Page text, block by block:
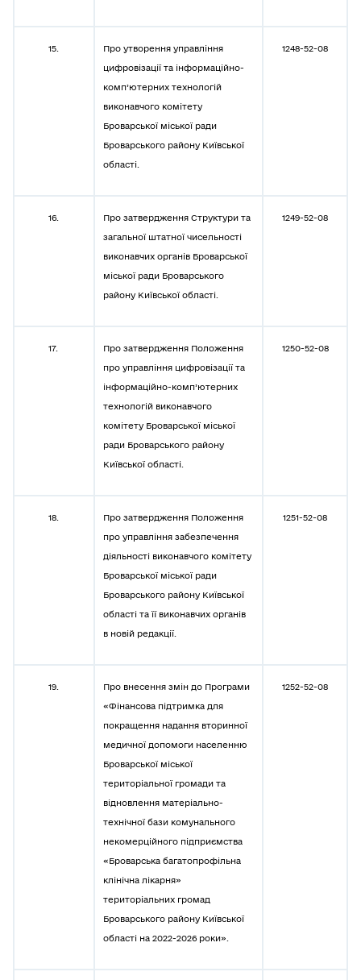
15.
Про утворення управління
цифровізації та інформаційно-
комп’ютерних технологій
виконавчого комітету
Броварської міської ради
Броварського району Київської
області.
1248-52-08
16.
Про затвердження Структури та
загальної штатної чисельності
виконавчих органів Броварської
міської ради Броварського
району Київської області.
1249-52-08
17.
Про затвердження Положення
про управління цифровізації та
інформаційно-комп’ютерних
технологій виконавчого
комітету Броварської міської
ради Броварського району
Київської області.
1250-52-08
18.
Про затвердження Положення
про управління забезпечення
діяльності виконавчого комітету
Броварської міської ради
Броварського району Київської
області та її виконавчих органів
в новій редакції.
1251-52-08
19.
Про внесення змін до Програми
«Фінансова підтримка для
покращення надання вторинної
медичної допомоги населенню
Броварської міської
територіальної громади та
відновлення матеріально-
технічної бази комунального
некомерційного підприємства
«Броварська багатопрофільна
клінічна лікарня»
територіальних громад
Броварського району Київської
області на 2022-2026 роки».
1252-52-08